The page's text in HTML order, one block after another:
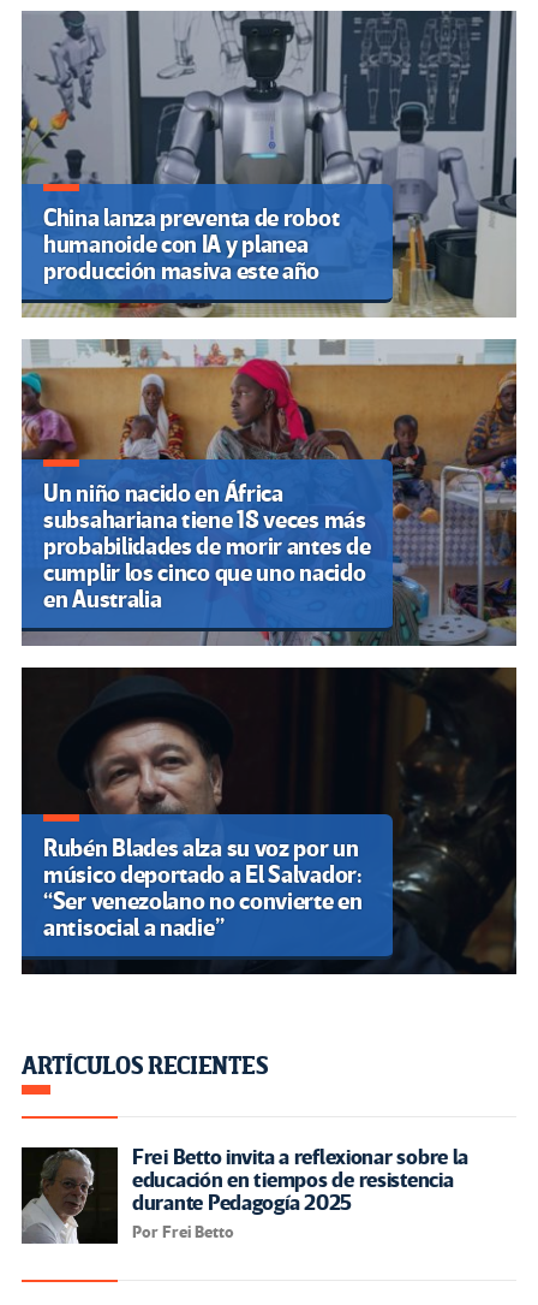
China lanza preventa de robot
humanoide con IA y planea
producción masiva este año
Un niño nacido en África
subsahariana tiene 18 veces más
probabilidades de morir antes de
cumplir los cinco que uno nacido
en Australia
Rubén Blades alza su voz por un
músico deportado a El Salvador:
“Ser venezolano no convierte en
antisocial a nadie”
ARTÍCULOS RECIENTES
Frei Betto invita a reflexionar sobre la
educación en tiempos de resistencia
durante Pedagogía 2025
Por Frei Betto